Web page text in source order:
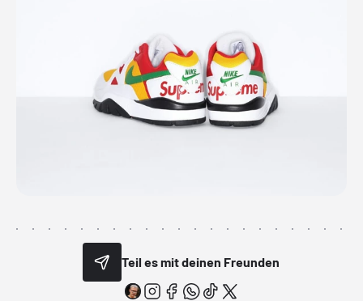
Teil es mit deinen Freunden